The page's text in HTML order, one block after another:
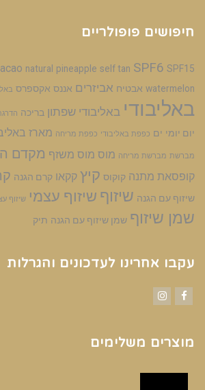
חיפושים פופולריים
natural pineapple self tan SPF6 SPF15
watermelon אבטיח אביזרים אננס אקספרס
באליבודי באליבודי שפתון בריכה
יום יומי ים כפפת באליבודי כפפת מריחה מארז
מברשת מברשת מריחה מוס מוס משזף מקדם
קופסאת מתנה קוקוס קיץ קקאו קרם הגנה
שיזוף עם הגנה שיזוף שיזוף עצמי שיזוף
שמן שיזוף שמן שיזוף עם הגנה תיק
עקבו אחרינו לעדכונים והגרלות
מוצרים משלימים